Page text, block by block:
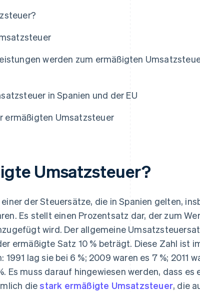
werden zum ermäßigten
in Spanien und der EU
ermäßigten Umsatzsteuer
Umsatzsteuer?
der Steuersätze, die in Spanien gelten,
Es stellt einen Prozentsatz dar, der zum
wird. Der allgemeine
ermäßigte Satz 10 % beträgt. Diese Zahl ist
lag sie bei 6 %; 2009 waren es 7 %; 2011
Es muss darauf hingewiesen werden, dass es
diestark ermäßigte Umsatzsteuer, die